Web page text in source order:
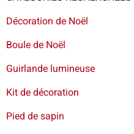
Décoration de Noël
Boule de Noël
Guirlande lumineuse
Kit de décoration
Pied de sapin